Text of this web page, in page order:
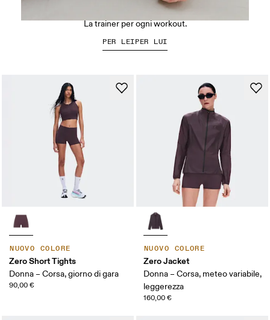
NUOVO COLORE
Zero Short Tights
Donna – Corsa, giorno di gara
90,00 €
NUOVO COLORE
Zero Jacket
Donna – Corsa, meteo variabile,
leggerezza
160,00 €
La Cloud X 5
La trainer per ogni workout.
PER LEIPER LUI